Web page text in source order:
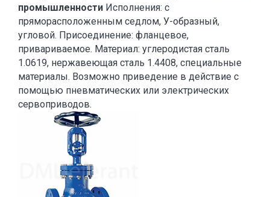
промышленности Исполнения: с
пряморасположенным седлом, У-образный,
угловой. Присоединение: фланцевое,
привариваемое. Материал: углеродистая сталь
1.0619, нержавеющая сталь 1.4408, специальные
материалы. Возможно приведение в действие с
помощью пневматических или электрических
сервоприводов.